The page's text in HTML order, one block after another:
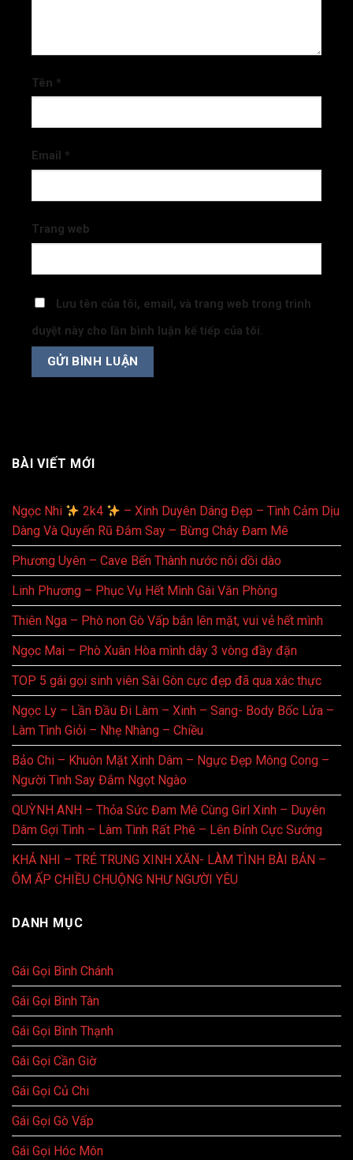
Tên *
Email *
Trang web
Lưu tên của tôi, email, và trang web trong trình
duyệt này cho lần bình luận kế tiếp của tôi.
BÀI VIẾT MỚI
Ngọc Nhi 2k4
– Xinh Duyên Dáng Đẹp – Tình Cảm Dịu
Dàng Và Quyến Rũ Đắm Say – Bừng Cháy Đam Mê
Phương Uyên – Cave Bến Thành nước nôi dồi dào
Linh Phương – Phục Vụ Hết Mình Gái Văn Phòng
Thiên Nga – Phò non Gò Vấp bắn lên mặt, vui vẻ hết mình
Ngọc Mai – Phò Xuân Hòa mình dây 3 vòng đầy đặn
TOP 5 gái gọi sinh viên Sài Gòn cực đẹp đã qua xác thực
Ngọc Ly – Lần Đầu Đi Làm – Xinh – Sang- Body Bốc Lửa –
Làm Tình Giỏi – Nhẹ Nhàng – Chiều
Bảo Chi – Khuôn Mặt Xinh Dâm – Ngực Đẹp Mông Cong –
Người Tình Say Đắm Ngọt Ngào
QUỲNH ANH – Thỏa Sức Đam Mê Cùng Girl Xinh – Duyên
Dâm Gợi Tình – Làm Tình Rất Phê – Lên Đỉnh Cực Sướng
KHẢ NHI – TRẺ TRUNG XINH XĂN- LÀM TÌNH BÀI BẢN –
ÔM ẤP CHIỀU CHUỘNG NHƯ NGƯỜI YÊU
DANH MỤC
Gái Gọi Bình Chánh
Gái Gọi Bình Tân
Gái Gọi Bình Thạnh
Gái Gọi Cần Giờ
Gái Gọi Củ Chi
Gái Gọi Gò Vấp
Gái Gọi Hóc Môn